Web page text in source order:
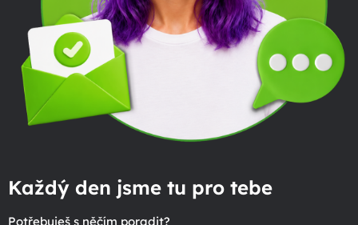
Každý den jsme tu pro tebe
Potřebuješ s něčím poradit?